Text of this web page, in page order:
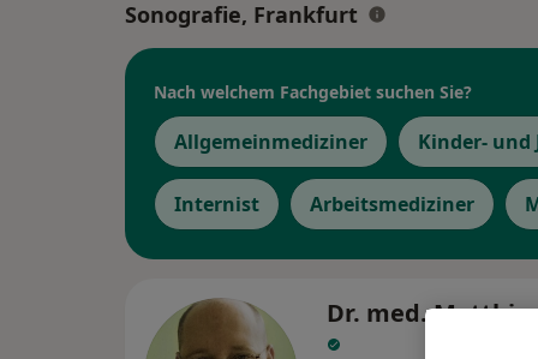
Sonografie, Frankfurt
Nach welchem Fachgebiet suchen Sie?
Allgemeinmediziner Kinder- und
Internist Arbeitsmediziner
Dr. med.